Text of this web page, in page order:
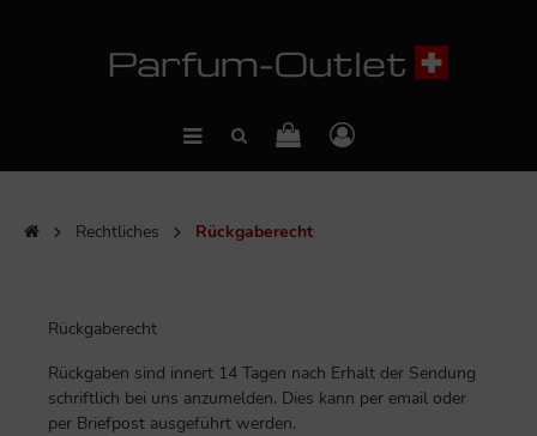
Rechtliches Rückgaberecht
Rückgaberecht
Rückgaben sind innert 14 Tagen nach Erhalt der Sendung
schriftlich bei uns anzumelden. Dies kann per email oder
per Briefpost ausgeführt werden.